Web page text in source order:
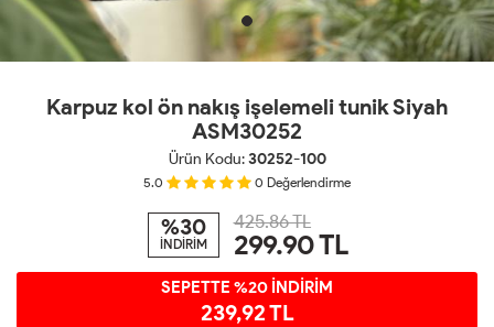
Karpuz kol ön nakış işelemeli tunik Siyah
ASM30252
Ürün Kodu:30252-100
5.0 0 Değerlendirme
%30
İNDİRİM
425.86 TL
299.90TL
SEPETTE %20 İNDİRİM
239,92 TL